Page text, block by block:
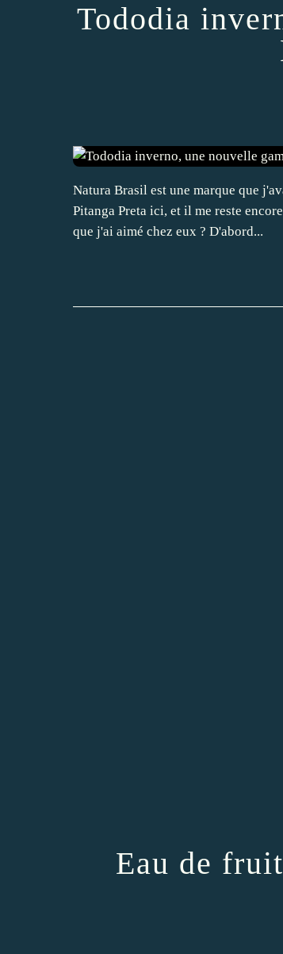
Tododia
Natura Brasil est une marque que
Pitanga Preta ici, et il me reste
que j'ai aimé chez eux ? D'abord...
Eau de